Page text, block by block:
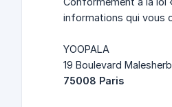
informations qui vous
YOOPALA
19 Boulevard
75008 Paris